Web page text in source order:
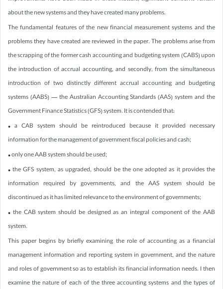
about the new systems and they have created many problems.
The fundamental features of the new financial measurement systems and the
problems they have created are reviewed in the paper. The problems arise from
the scrapping of the former cash accounting and budgeting system (CABS) upon
the introduction of accrual accounting, and secondly, from the simultaneous
introduction of two distinctly different accrual accounting and budgeting
systems (AABS) — the Australian Accounting Standards (AAS) system and the
Government Finance Statistics (GFS) system. It is contended that:
• a CAB system should be reintroduced because it provided necessary
information for the management of government fiscal policies and cash;
• only one AAB system should be used;
• the GFS system, as upgraded, should be the one adopted as it provides the
information required by governments, and the AAS system should be
discontinued as it has limited relevance to the environment of governments;
• the CAB system should be designed as an integral component of the AAB
system.
This paper begins by briefly examining the role of accounting as a financial
management information and reporting system in government, and the nature
and roles of government so as to establish its financial information needs. I then
examine the nature of each of the three accounting systems and the types of